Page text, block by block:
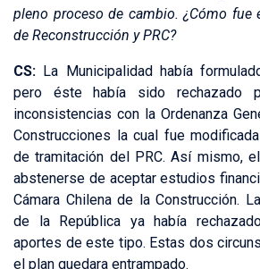
pleno proceso de cambio. ¿Cómo fue
de Reconstrucción y PRC?
CS: La Municipalidad había
pero éste había sido rechazado
inconsistencias con la Ordenanza
Construcciones la cual fue
de tramitación del PRC. Así mismo,
abstenerse de aceptar estudios
Cámara Chilena de la Construcción.
de la República ya había
aportes de este tipo. Estas dos
el plan quedara entrampado.